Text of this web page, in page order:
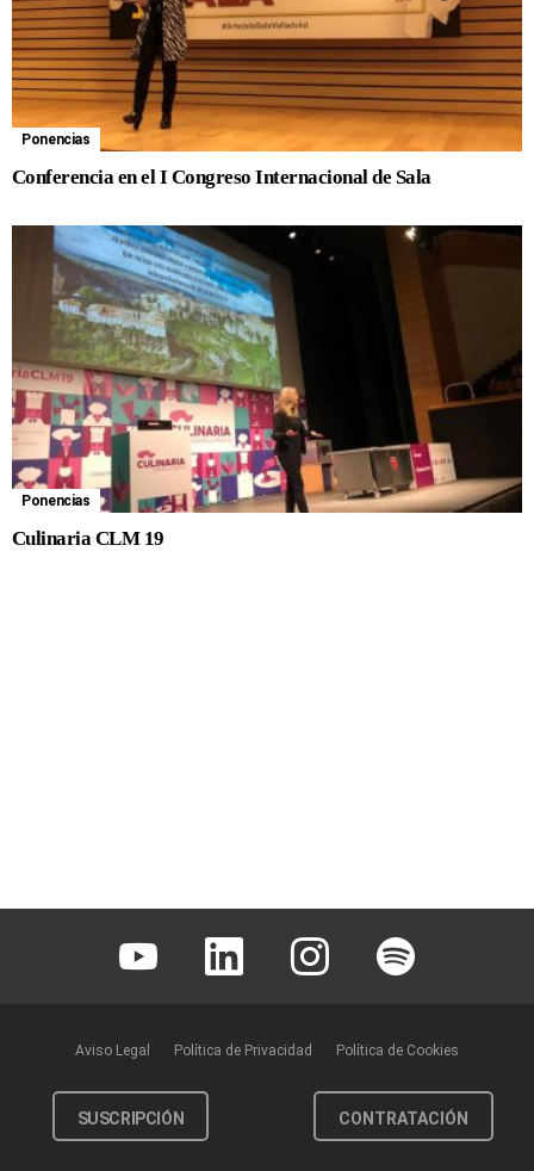
Ponencias
Conferencia en el I Congreso Internacional de Sala
Ponencias
Culinaria CLM 19
Linkedin Instagram Spotify
Aviso Legal Política de Privacidad Política de Cookies
SUSCRIPCIÓN CONTRATACIÓN